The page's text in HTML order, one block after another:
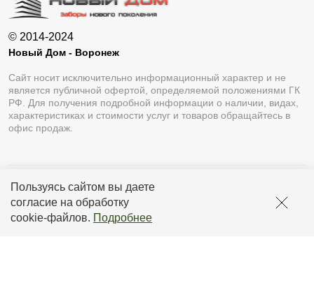
Пользуясь сайтом вы даете
согласие на обработку
cookie-файлов. Подробнее
© 2014-2024
Новый Дом - Воронеж
Сайт носит исключительно информационный характер и не
является публичной офертой, определяемой положениями ГК
РФ. Для получения подробной информации о наличии, видах,
характеристиках и стоимости услуг и товаров обращайтесь в
офис продаж.
Разработка сайтаLukevium
Политика конфиденциальности